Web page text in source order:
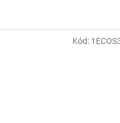
Kód: